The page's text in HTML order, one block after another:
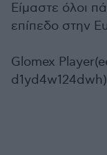
Είμαστε όλοι
επίπεδο στην
Glomex
d1yd4w124dwh)